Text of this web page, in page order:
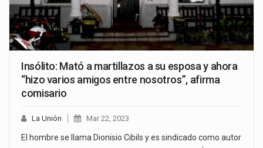
Insólito: Mató a martillazos a su esposa y ahora
“hizo varios amigos entre nosotros”, afirma
comisario
La Unión Mar 22, 2023
El hombre se llama Dionisio Cibils y es sindicado como autor